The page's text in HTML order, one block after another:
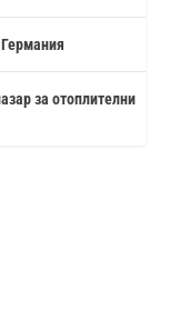
за отоплителни